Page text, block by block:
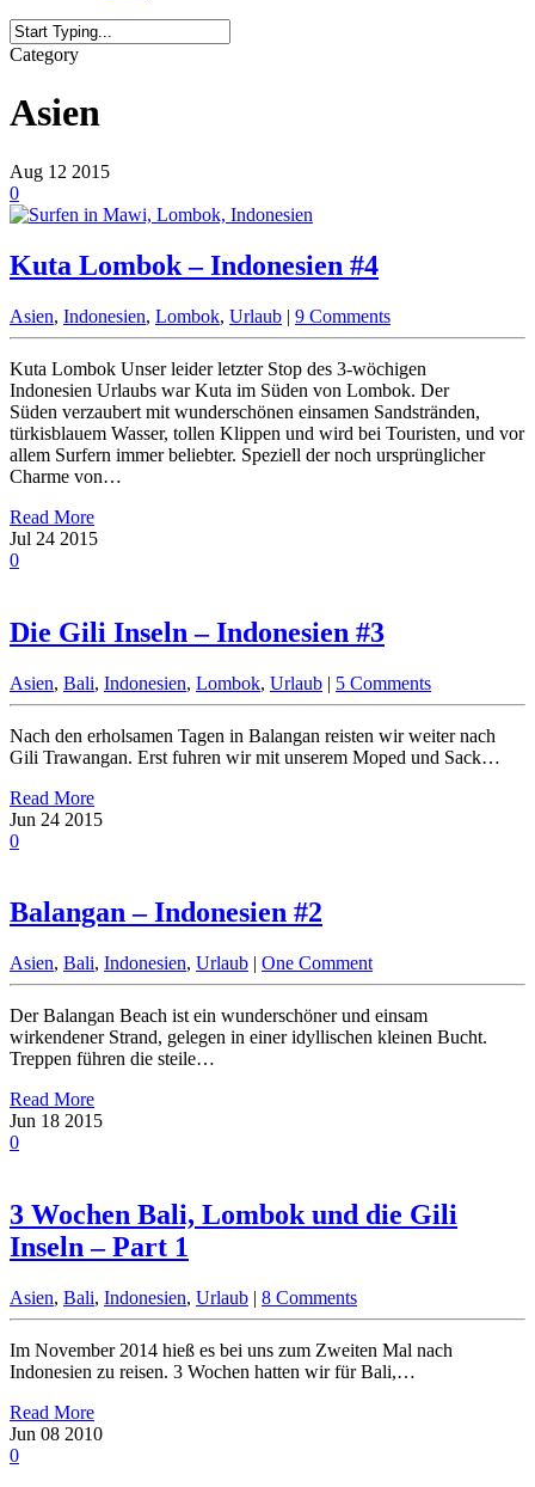
Category
Asien
Aug 12 2015
0
Kuta Lombok – Indonesien #4
Asien, Indonesien, Lombok, Urlaub | 9 Comments
Kuta Lombok Unser leider letzter Stop des 3-wöchigen
Indonesien Urlaubs war Kuta im Süden von Lombok. Der
Süden verzaubert mit wunderschönen einsamen Sandstränden,
türkisblauem Wasser, tollen Klippen und wird bei Touristen, und vor
allem Surfern immer beliebter. Speziell der noch ursprünglicher
Charme von…
Read More
Jul 24 2015
0
Die Gili Inseln – Indonesien #3
Asien, Bali, Indonesien, Lombok, Urlaub | 5 Comments
Nach den erholsamen Tagen in Balangan reisten wir weiter nach
Gili Trawangan. Erst fuhren wir mit unserem Moped und Sack…
Read More
Jun 24 2015
0
Balangan – Indonesien #2
Asien, Bali, Indonesien, Urlaub | One Comment
Der Balangan Beach ist ein wunderschöner und einsam
wirkendener Strand, gelegen in einer idyllischen kleinen Bucht.
Treppen führen die steile…
Read More
Jun 18 2015
0
3 Wochen Bali, Lombok und die Gili
Inseln – Part 1
Asien, Bali, Indonesien, Urlaub | 8 Comments
Im November 2014 hieß es bei uns zum Zweiten Mal nach
Indonesien zu reisen. 3 Wochen hatten wir für Bali,…
Read More
Jun 08 2010
0